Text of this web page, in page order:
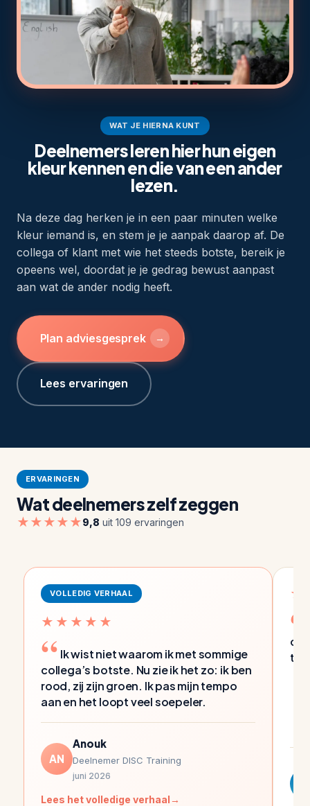
WAT JE HIERNA KUNT
Deelnemers leren hier hun eigen
kleur kennen en die van een ander
lezen.
Na deze dag herken je in een paar minuten welke
kleur iemand is, en stem je je aanpak daarop af. De
collega of klant met wie het steeds botste, bereik je
opeens wel, doordat je je gedrag bewust aanpast
aan wat de ander nodig heeft.
Plan adviesgesprek →
Lees ervaringen
ERVARINGEN
Wat deelnemers zelf zeggen
★★★★★9,8 uit 109 ervaringen
VOLLEDIG VERHAAL
★★★★★
Ik wist niet waarom ik met sommige
collega’s botste. Nu zie ik het zo: ik ben
rood, zij zijn groen. Ik pas mijn tempo
aan en het loopt veel soepeler.
AN
Anouk
Deelnemer DISC Training
juni 2026
Lees het volledige verhaal